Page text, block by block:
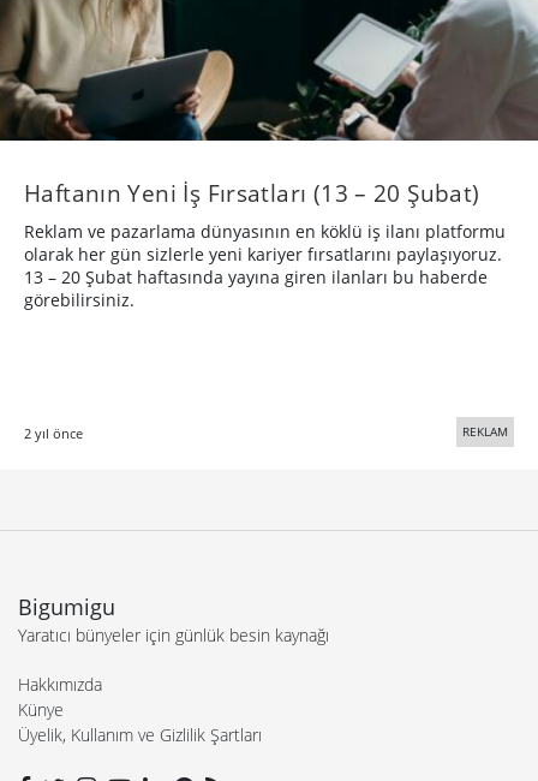
Haftanın Yeni İş Fırsatları (13 – 20 Şubat)
Reklam ve pazarlama dünyasının en köklü iş ilanı platformu
olarak her gün sizlerle yeni kariyer fırsatlarını paylaşıyoruz.
13 – 20 Şubat haftasında yayına giren ilanları bu haberde
görebilirsiniz.
2 yıl önce REKLAM
Bigumigu
Yaratıcı bünyeler için günlük besin kaynağı
Hakkımızda
Künye
Üyelik, Kullanım ve Gizlilik Şartları